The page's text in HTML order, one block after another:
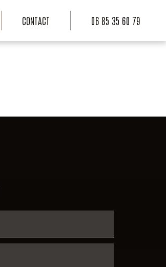
CONTACT 06 85 35 60 79